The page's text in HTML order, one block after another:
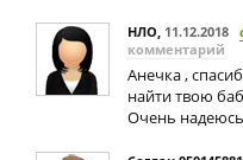
НЛО, 11.12.2018
комментарий
Анечка ,
найти твою
Очень